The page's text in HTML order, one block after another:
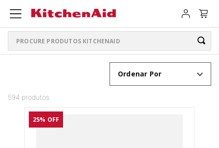
Procure produtos KitchenAid
TERMOS MAIS BUSCADOS
2 LIQUIDIFICADOR PURE POWER
BATEDEIRA
Ordenar Por
594 produtos
25% OFF